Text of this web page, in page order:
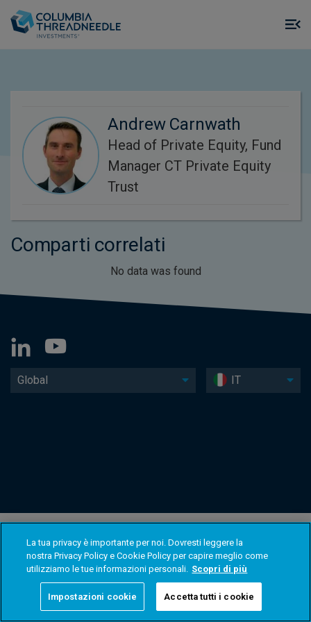
Andrew Carnwath
Head of Private Equity, Fund
Manager CT Private Equity
Trust
Comparti correlati
No data was found
Global IT
La tua privacy è importante per noi. Dovresti leggere la
nostra Privacy Policy e Cookie Policy per capire meglio come
utilizziamo le tue informazioni personali. Scopri di più
Impostazioni cookie Accetta tutti i cookie